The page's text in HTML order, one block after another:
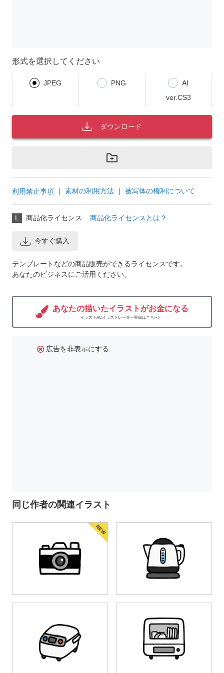
形式を選択してください
JPEG PNG
AI
ver.CS3
ダウンロード
利用禁止事項 ｜ 素材の利用方法 ｜ 被写体の権利について
L 商品化ライセンス 商品化ライセンスとは？
今すぐ購入
テンプレートなどの商品販売ができるライセンスです。
あなたのビジネスにご活用ください。
あなたの描いたイラストがお金になる
イラストACイラストレーター登録はこちら>
広告を非表示にする
同じ作者の関連イラスト
NEW